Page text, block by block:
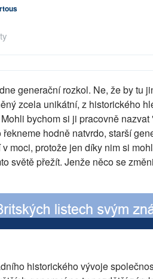
generační rozkol. Ne, že by tu
zcela unikátní, z historického
bychom si ji pracovně
hodně natvrdo, starší
moci, protože jen díky nim si
světě přežít. Jenže něco se
historického vývoje